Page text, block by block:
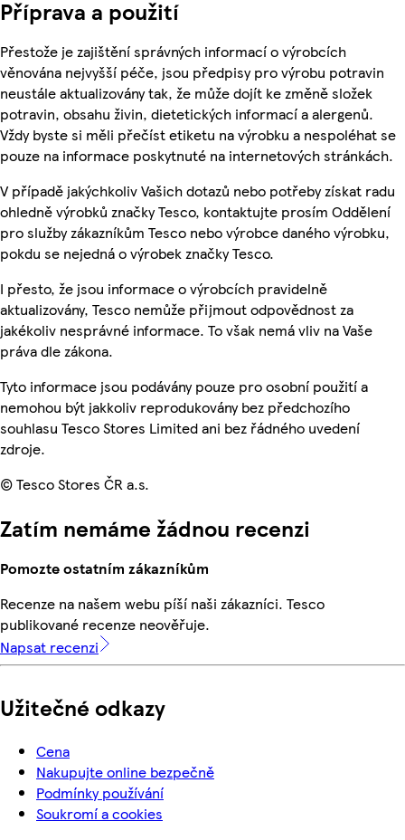
Příprava a použití
Přestože je zajištění správných informací o výrobcích
věnována nejvyšší péče, jsou předpisy pro výrobu potravin
neustále aktualizovány tak, že může dojít ke změně složek
potravin, obsahu živin, dietetických informací a alergenů.
Vždy byste si měli přečíst etiketu na výrobku a nespoléhat se
pouze na informace poskytnuté na internetových stránkách.
V případě jakýchkoliv Vašich dotazů nebo potřeby získat radu
ohledně výrobků značky Tesco, kontaktujte prosím Oddělení
pro služby zákazníkům Tesco nebo výrobce daného výrobku,
pokdu se nejedná o výrobek značky Tesco.
I přesto, že jsou informace o výrobcích pravidelně
aktualizovány, Tesco nemůže přijmout odpovědnost za
jakékoliv nesprávné informace. To však nemá vliv na Vaše
práva dle zákona.
Tyto informace jsou podávány pouze pro osobní použití a
nemohou být jakkoliv reprodukovány bez předchozího
souhlasu Tesco Stores Limited ani bez řádného uvedení
zdroje.
© Tesco Stores ČR a.s.
Zatím nemáme žádnou recenzi
Pomozte ostatním zákazníkům
Recenze na našem webu píší naši zákazníci. Tesco
publikované recenze neověřuje.
Napsat recenzi
Užitečné odkazy
Cena
Nakupujte online bezpečně
Podmínky používání
Soukromí a cookies